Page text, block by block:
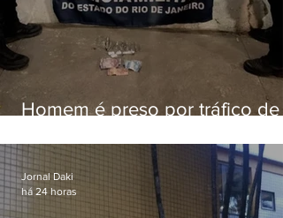
Homem é preso por tráfico de
Jornal Daki
há 24 horas